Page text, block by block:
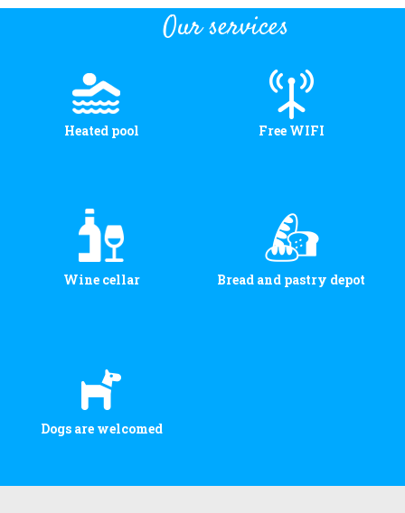
Our services
Heated pool Free WIFI
Wine cellar Bread and pastry depot
Dogs are welcomed